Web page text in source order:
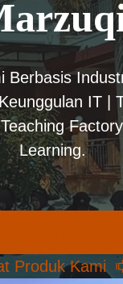
Berbasis
IT |
Learning.
Produk Kami